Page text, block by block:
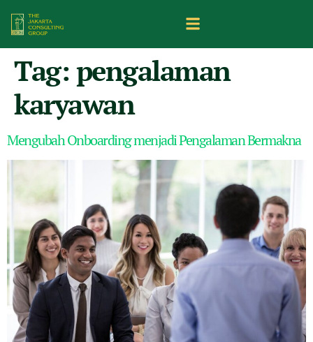
Tag: pengalaman
karyawan
Mengubah Onboarding menjadi Pengalaman Bermakna